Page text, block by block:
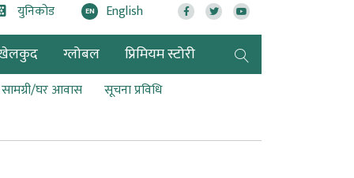
युनिकोड EN English
ग्लोबल प्रिमियम स्टोरी
सामग्री/घर आवास
सूचना प्रविधि